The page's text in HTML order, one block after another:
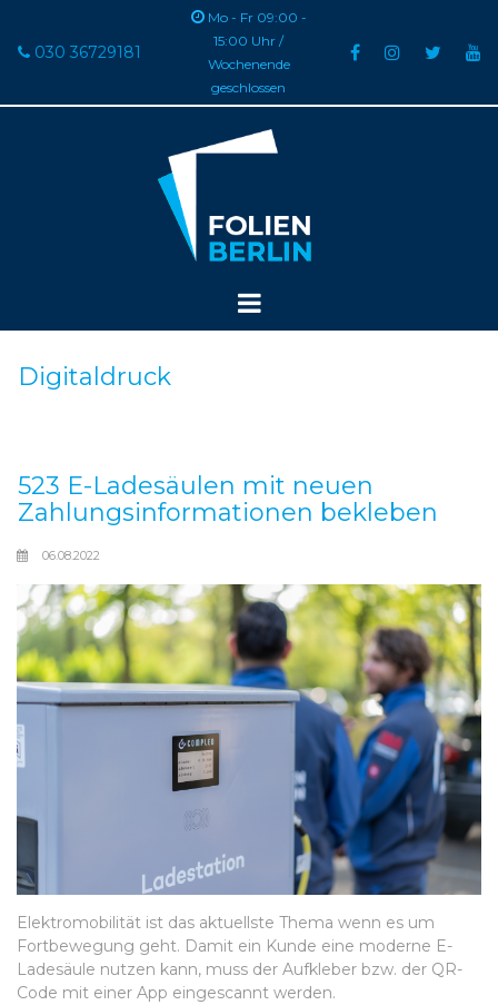
 030 36729181
Mo - Fr 09:00 -
15:00 Uhr /
Wochenende
geschlossen
   
Digitaldruck
523 E-Ladesäulen mit neuen
Zahlungsinformationen bekleben
06.08.2022
Elektromobilität ist das aktuellste Thema wenn es um
Fortbewegung geht. Damit ein Kunde eine moderne E-
Ladesäule nutzen kann, muss der Aufkleber bzw. der QR-
Code mit einer App eingescannt werden.